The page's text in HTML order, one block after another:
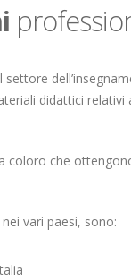
didattici
che
vari paesi, sono: